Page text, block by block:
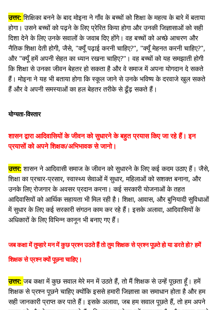
उत्तर: शिक्षिका बनने के बाद मोइना ने गाँव के बच्चों को शिक्षा के महत्व के बारे में बताया
होगा। उसने बच्चों को पढ़ने के लिए प्रेरित किया होगा और उनकी जिज्ञासाओं को सही
दिशा देने के लिए उनके सवालों के जवाब दिए होंगे। वह बच्चों को अच्छे आचरण और
नैतिक शिक्षा देती होगी, जैसे, "क्यूँ पढ़ाई करनी चाहिए?", "क्यूँ मेहनत करनी चाहिए?",
और "क्यूँ हमें अपनी सेहत का ध्यान रखना चाहिए?"। वह बच्चों को यह समझाती होगी
कि शिक्षा से उनका जीवन बेहतर हो सकता है और वे समाज में अपना योगदान दे सकते
हैं। मोइना ने यह भी बताया होगा कि स्कूल जाने से उनके भविष्य के दरवाजे खुल सकते
हैं और वे अपनी समस्याओं का हल बेहतर तरीके से ढूँढ़ सकते हैं।
योग्यता-विस्तार
शासन द्वारा आदिवासियों के जीवन को सुधारने के बहुत प्रयास किए जा रहे हैं। इन
प्रयासों को अपने शिक्षक/अभिभावक से जानो।
उत्तर: शासन ने आदिवासी समाज के जीवन को सुधारने के लिए कई कदम उठाए हैं। जैसे,
शिक्षा का प्रचार-प्रसार, स्वास्थ्य सेवाओं में सुधार, महिलाओं को सशक्त बनाना, और
उनके लिए रोजगार के अवसर प्रदान करना। कई सरकारी योजनाओं के तहत
आदिवासियों को आर्थिक सहायता भी मिल रही है। शिक्षा, आवास, और बुनियादी सुविधाओं
में सुधार के लिए कई सरकारी संगठन काम कर रहे हैं। इसके अलावा, आदिवासियों के
अधिकारों के लिए विभिन्न कानून भी बनाए गए हैं।
जब कक्षा में तुम्हारे मन में कुछ प्रश्न उठते हैं तो तुम शिक्षक से प्रश्न पूछते हो या डरते हो? हमें
शिक्षक से प्रश्न क्यों पूछना चाहिए।
उत्तर: जब कक्षा में कुछ सवाल मेरे मन में उठते हैं, तो मैं शिक्षक से उन्हें पूछता हूँ। हमें
शिक्षक से प्रश्न पूछने चाहिए क्योंकि इससे हमारी जिज्ञासा का समाधान होता है और हम
सही जानकारी प्राप्त कर पाते हैं। इसके अलावा, जब हम सवाल पूछते हैं, तो हम अपने